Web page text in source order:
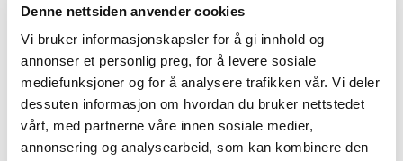
Denne nettsiden anvender cookies
Vi bruker informasjonskapsler for å gi innhold og
annonser et personlig preg, for å levere sosiale
mediefunksjoner og for å analysere trafikken vår. Vi deler
dessuten informasjon om hvordan du bruker nettstedet
vårt, med partnerne våre innen sosiale medier,
annonsering og analysearbeid, som kan kombinere den
Bransje
Juridisk og regnskapsmessig tjenesteyting
Nettside
www.advokathuset-helgeland.no
Ta kontakt